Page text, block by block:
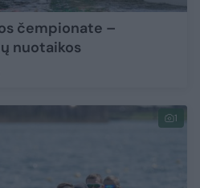
čempionate –
nuotaikos
1